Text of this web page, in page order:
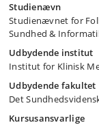
Studienævn
Studienævnet for
Sundhed &
Udbydende institut
Institut for Klinisk
Udbydende fakultet
Det
Kursusansvarlige